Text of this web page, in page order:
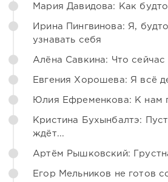
Мария Давидова: Как
Ирина Пингвинова: Я,
узнавать себя
Алёна Савкина: Что
Евгения Хорошева: Я всё
Юлия Ефременкова: К нам
Кристина Бухынбалтэ:
ждёт...
Артём Рышковский:
Егор Мельников не готов